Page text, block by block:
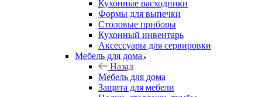
Кухонные расходники
Формы для выпечки
Столовые приборы
Кухонный инвентарь
Аксессуары для сервировки
Мебель для дома
Назад
Мебель для дома
Защита для мебели